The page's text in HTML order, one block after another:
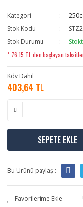
Kategori
Stok Kodu
Stok Durumu
* 76,15 TL den başlayan
Kdv Dahil
403,64 TL
SEPETE EKLE
Bu Ürünü paylaş :